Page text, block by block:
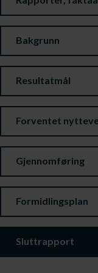
Bakgrunn
Resultatmål
Forventet
Gjennomføring
Formidlingsplan
Sluttrapport